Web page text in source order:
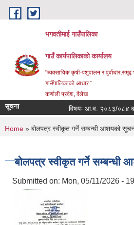
Skip to main content
भगवतीमाई गाउँपालिका
गाउँ कार्यपालिकाको कार्यालय
"ब्यवसायिक कृषी-पशुपालन र पुर्वाधार,समृद्ब
गाउँपालिकाको आधार "
कर्णाली प्रदेश, दैलेख
सूचना विषयः आ.व. २०८३/०८४ को
You are here
Home » बोलपत्र स्वीकृत गर्ने सम्बन्धी आशयको
बोलपत्र स्वीकृत गर्ने सम्बन्धी
Submitted on: Mon, 05/11/2026 -